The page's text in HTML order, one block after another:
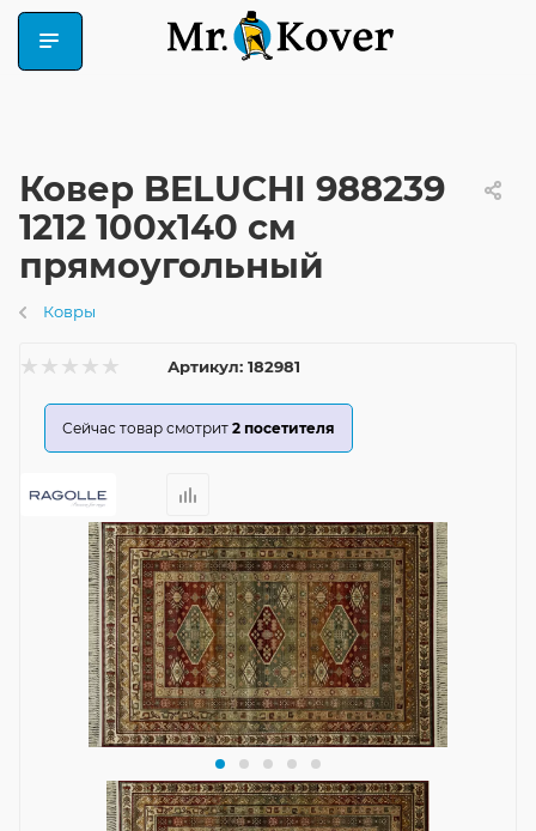
Ковер BELUCHI 988239
1212 100x140 см
прямоугольный
Ковры
Артикул: 182981
Сейчас товар смотрит 2 посетителя